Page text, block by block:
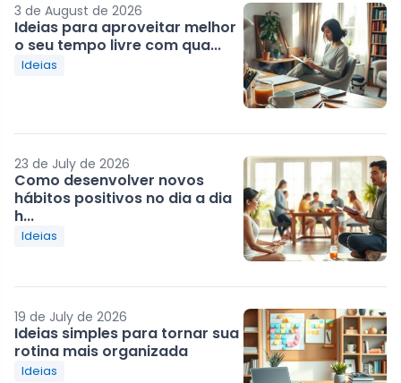
3 de August de 2026
Ideias para aproveitar melhor
o seu tempo livre com qua...
Ideias
23 de July de 2026
Como desenvolver novos
hábitos positivos no dia a dia
h...
Ideias
19 de July de 2026
Ideias simples para tornar sua
rotina mais organizada
Ideias